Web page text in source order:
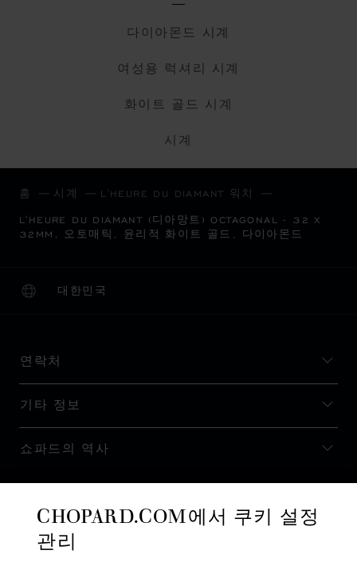
다이아몬드 시계
여성용 럭셔리 시계
화이트 골드 시계
시계
홈 시계 L'HEURE DU DIAMANT 워치
L'HEURE DU DIAMANT (디아망트) OCTAGONAL - 32 X
32MM, 오토매틱, 윤리적 화이트 골드, 다이아몬드
대한민국
현지화(국가 변경)
국가 변경
연락처
기타 정보
쇼파드의 역사
CHOPARD.COM에서 쿠키 설정
관리